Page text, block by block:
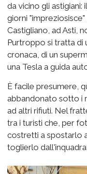
da vicino gli astigiani:
giorni
Castigliano, ad Asti,
Purtroppo si tratta di
cronaca, di un
una Tesla a guida
È facile presumere,
abbandonato sotto i
ad altri rifiuti. Nel
tra i turisti che, per
costretti a spostarlo
toglierlo